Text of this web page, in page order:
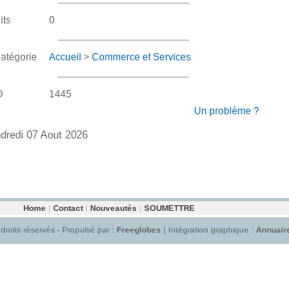
0
Accueil > Commerce et Services
1445
Un problème ?
07 Aout 2026
Home| Contact| Nouveautés | SOUMETTRE
réservés - Propulsé par : Freeglobes | Intégration graphique :